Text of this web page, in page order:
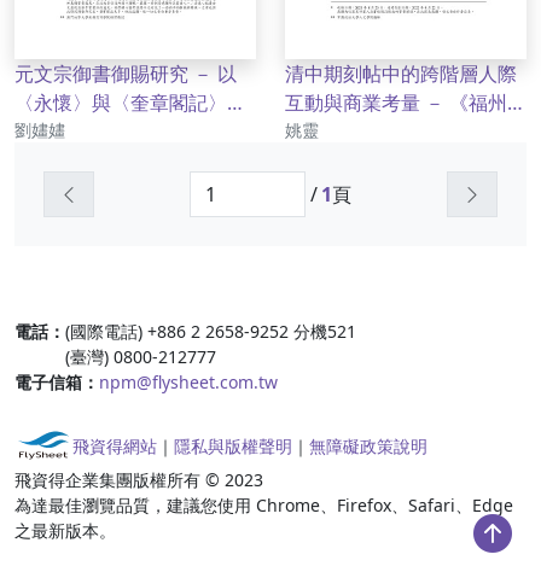
元文宗御書御賜研究 － 以
〈永懷〉與〈奎章閣記〉為
例
作者
劉嫿嫿
清中期刻帖中的跨階層人際
互動與商業考量 － 《福州
帖》摹刻與銷售始末
作者
姚靈
/1頁
電話： (國際電話) +886 2 2658-9252 分機521
(臺灣) 0800-212777
電子信箱： npm@flysheet.com.tw
飛資得網站 ｜ 隱私與版權聲明 ｜ 無障礙政策說明
飛資得企業集團版權所有 © 2023
為達最佳瀏覽品質，建議您使用 Chrome、Firefox、Safari、Edge
之最新版本。